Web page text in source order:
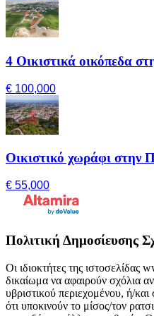
4 Οικιστικά οικόπεδα
€ 100,000
Οικιστικό χωράφι στην
€ 55,000
Πολιτική Δημοσίευσης
Οι ιδιοκτήτες της
δικαίωμα να αφαιρούν σχόλια
υβριστικού περιεχομένου, ή/
ότι υποκινούν το μίσος/τον